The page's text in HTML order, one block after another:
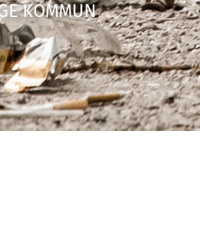
KOMMUN